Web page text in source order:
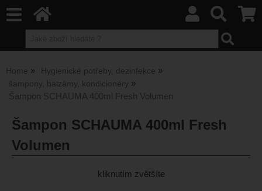
Home
Hygienické potřeby, dezinfekce
šampony, balzámy, kondicionéry
Šampon SCHAUMA 400ml Fresh Volumen
Šampon SCHAUMA 400ml Fresh
Volumen
kliknutím zvětšíte